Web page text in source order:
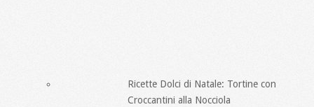
Ricette Dolci di Natale: Tortine con
Croccantini alla Nocciola